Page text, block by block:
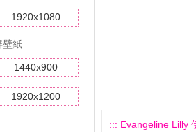
1920x1080
壁紙
1440x900
1920x1200
::: Evangeline Lilly